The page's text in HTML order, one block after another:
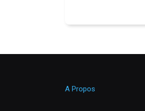
A Propos